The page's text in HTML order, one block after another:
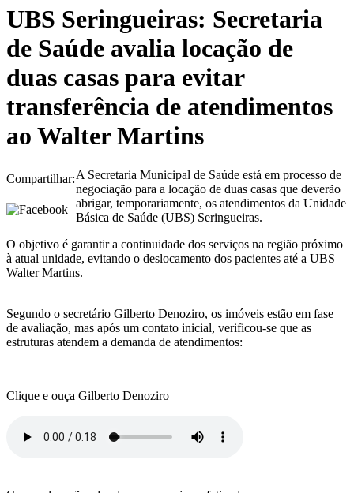
UBS Seringueiras: Secretaria
de Saúde avalia locação de
duas casas para evitar
transferência de atendimentos
ao Walter Martins
Compartilhar:A Secretaria Municipal de Saúde está em processo de
negociação para a locação de duas casas que deverão
abrigar, temporariamente, os atendimentos da Unidade
Básica de Saúde (UBS) Seringueiras.
O objetivo é garantir a continuidade dos serviços na região próximo
à atual unidade, evitando o deslocamento dos pacientes até a UBS
Walter Martins.
Segundo o secretário Gilberto Denoziro, os imóveis estão em fase
de avaliação, mas após um contato inicial, verificou-se que as
estruturas atendem a demanda de atendimentos:
Clique e ouça Gilberto Denoziro